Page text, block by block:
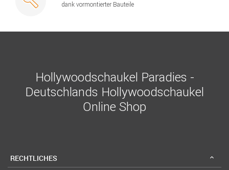
dank vormontierter Bauteile
Hollywoodschaukel Paradies -
Deutschlands Hollywoodschaukel
Online Shop
RECHTLICHES